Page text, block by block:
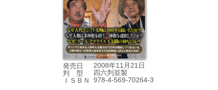
発売日
2008年11月21日
判 型
四六判並製
ＩＳＢＮ
978-4-569-70264-3